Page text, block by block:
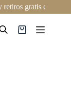
gratis en
Carro